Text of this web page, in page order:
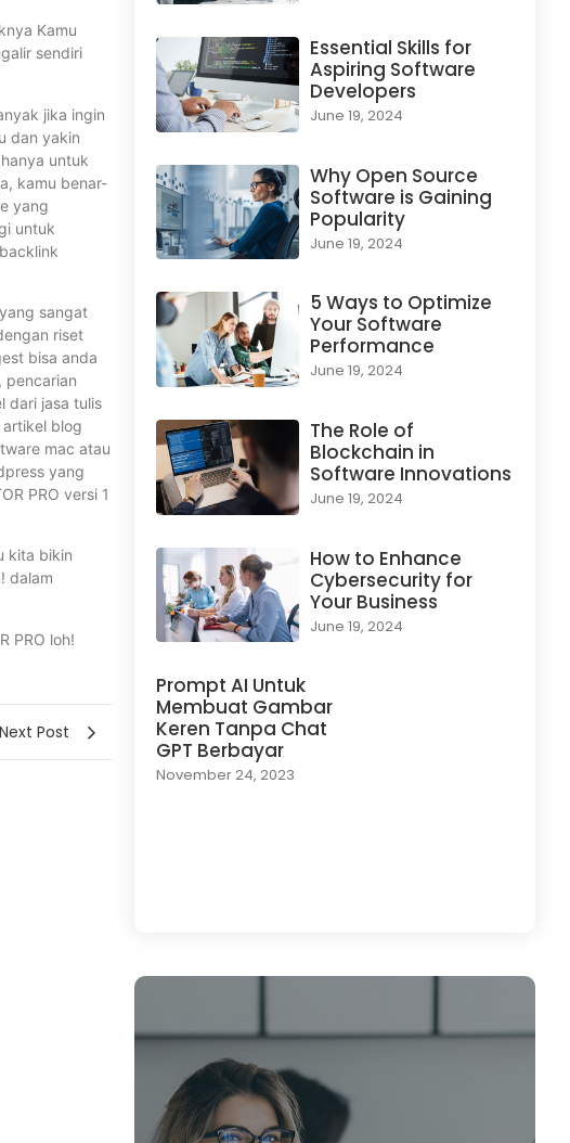
Kamu
sendiri
jika ingin
dan yakin
untuk
kamu benar-
yang
untuk
sangat
riset
bisa anda
pencarian
dari jasa tulis
blog
mac atau
yang
PRO versi 1
kita bikin
dalam
PRO loh!
Next Post
Essential Skills for
Aspiring Software
Developers
June 19, 2024
Why Open Source
Software is Gaining
Popularity
June 19, 2024
5 Ways to Optimize
Your Software
Performance
June 19, 2024
The Role of
Blockchain in
Software Innovations
June 19, 2024
How to Enhance
Cybersecurity for
Your Business
June 19, 2024
Prompt AI Untuk
Membuat Gambar
Keren Tanpa Chat
GPT Berbayar
November 24, 2023